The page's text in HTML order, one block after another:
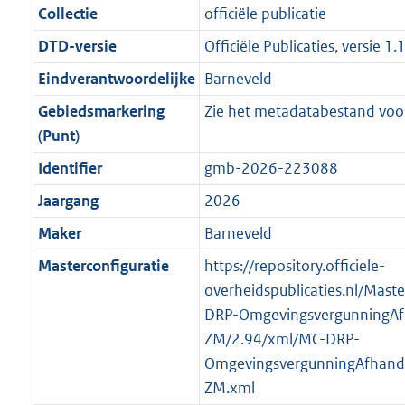
e
i
n
f
o
m
a
a
t
9
8
K
b
i
e
i
n
f
r
m
a
a
t
1
1
7
K
b
t
i
e
i
n
o
r
m
a
a
t
:
3
K
b
a
t
i
e
i
f
o
r
m
a
a
e
:
1
7
K
s
g
r
o
o
t
e
:
2
K
b
d
s
g
r
o
t
t
e
:
2
K
b
Collectie
officiële publicatie
DTD-versie
Officiële Publicaties, versie 1.1
Eindverantwoordelijke Barneveld
Gebiedsmarkering
(Punt)
Zie het metadatabestand
Identifier
gmb-2026-223088
Jaargang
2026
Maker
Barneveld
Masterconfiguratie
https://repository.officiele-
overheidspublicaties.nl/
DRP-
ZM/2.94/xml/MC-DRP-
ZM.xml